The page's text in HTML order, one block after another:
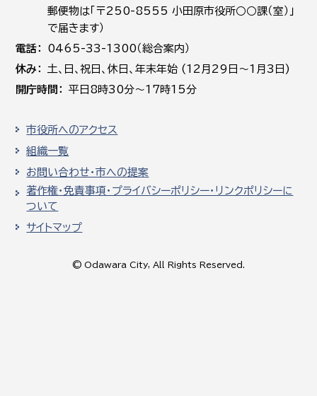
郵便物は「〒250-8555 小田原市役所○○課（室）」
で届きます）
電話
0465-33-1300（総合案内）
休み
土､日､祝日、休日、年末年始 (12月29日～1月3日)
開庁時間
平日8時30分～17時15分
市役所へのアクセス
組織一覧
お問い合わせ・市への提案
著作権・免責事項・プライバシーポリシー・リンクポリシーに
ついて
サイトマップ
© Odawara City, All Rights Reserved.